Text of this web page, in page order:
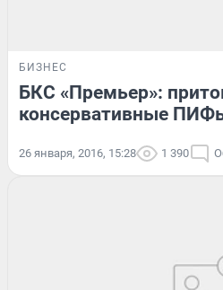
БИЗНЕС
БКС «Премьер»:
консервативные
26 января, 2016, 15:28 1 390